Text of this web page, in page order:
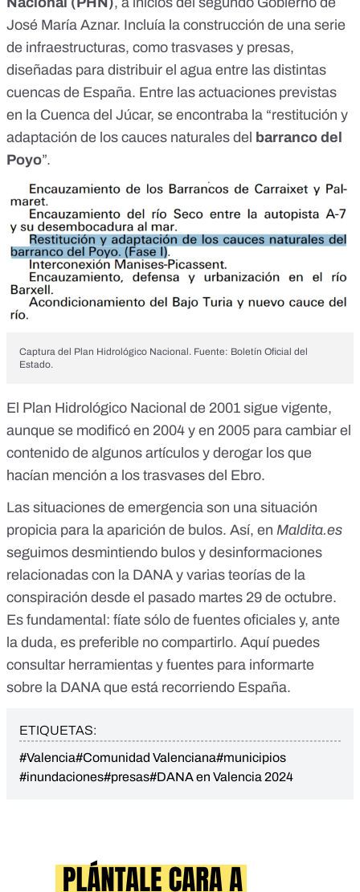
José María Aznar. Incluía la construcción de una serie
de infraestructuras, como trasvases y presas,
diseñadas para distribuir el agua entre las distintas
cuencas de España. Entre las actuaciones previstas
en la Cuenca del Júcar, se encontraba la “restitución y
adaptación de los cauces naturales del barranco del
Poyo”.
Captura del Plan Hidrológico Nacional. Fuente: Boletín Oficial del
Estado.
El Plan Hidrológico Nacional de 2001 sigue vigente,
aunque se modificó en 2004 y en 2005 para cambiar el
contenido de algunos artículos y derogar los que
hacían mención a los trasvases del Ebro.
Las situaciones de emergencia son una situación
propicia para la aparición de bulos. Así, en Maldita.es
seguimos desmintiendo bulos y desinformaciones
relacionadas con la DANA y varias teorías de la
conspiración desde el pasado martes 29 de octubre.
Es fundamental: fíate sólo de fuentes oficiales y, ante
la duda, es preferible no compartirlo. Aquí puedes
consultar herramientas y fuentes para informarte
sobre la DANA que está recorriendo España.
ETIQUETAS:
#Valencia#Comunidad Valenciana#municipios
#inundaciones#presas#DANA en Valencia 2024